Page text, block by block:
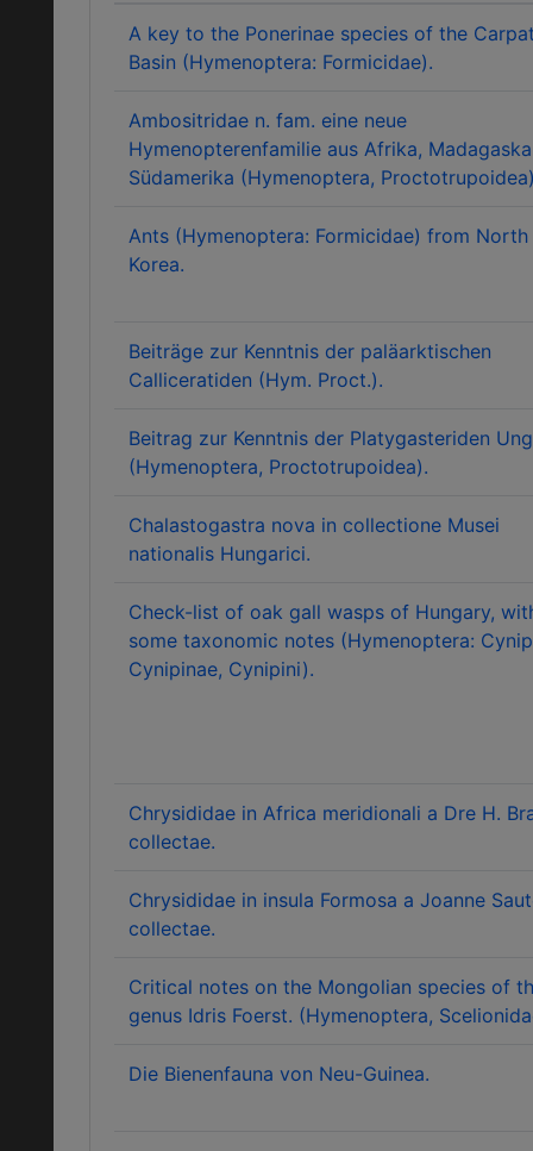
A key to the Ponerinae species of the
Basin (Hymenoptera: Formicidae).
Ambositridae n. fam. eine neue
Hymenopterenfamilie aus Afrika,
Südamerika (Hymenoptera,
Ants (Hymenoptera: Formicidae) from North
Korea.
Beiträge zur Kenntnis der paläarktischen
Calliceratiden (Hym. Proct.).
Beitrag zur Kenntnis der Platygasteriden
(Hymenoptera, Proctotrupoidea).
Chalastogastra nova in collectione Musei
nationalis Hungarici.
Check-list of oak gall wasps of Hungary,
some taxonomic notes (Hymenoptera:
Cynipinae, Cynipini).
Chrysididae in Africa meridionali a Dre H.
collectae.
Chrysididae in insula Formosa a Joanne
collectae.
Critical notes on the Mongolian species of
genus Idris Foerst. (Hymenoptera,
Die Bienenfauna von Neu-Guinea.